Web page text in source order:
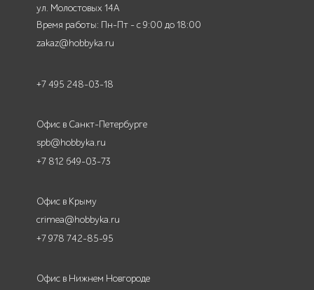
ул. Молостовых 14А
Время работы: Пн-Пт - с 9:00 до 18:00
zakaz@hobbyka.ru
+7 495 248-03-18
Офис в Санкт-Петербурге
spb@hobbyka.ru
+7 812 649-03-73
Офис в Крыму
crimea@hobbyka.ru
+7 978 742-85-95
Офис в Нижнем Новгороде